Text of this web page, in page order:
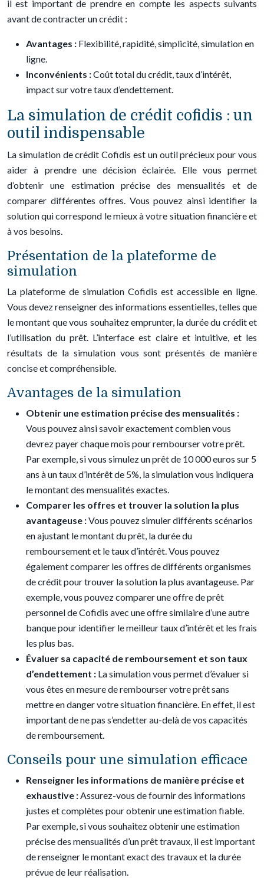
il est important de prendre en compte les aspects suivants
avant de contracter un crédit :
Avantages : Flexibilité, rapidité, simplicité, simulation en
ligne.
Inconvénients :Coût total du crédit, taux d’intérêt,
impact sur votre taux d’endettement.
La simulation de crédit cofidis : un
outil indispensable
La simulation de crédit Cofidis est un outil précieux pour vous
aider à prendre une décision éclairée. Elle vous permet
d’obtenir une estimation précise des mensualités et de
comparer différentes offres. Vous pouvez ainsi identifier la
solution qui correspond le mieux à votre situation financière et
à vos besoins.
Présentation de la plateforme de
simulation
La plateforme de simulation Cofidis est accessible en ligne.
Vous devez renseigner des informations essentielles, telles que
le montant que vous souhaitez emprunter, la durée du crédit et
l’utilisation du prêt. L’interface est claire et intuitive, et les
résultats de la simulation vous sont présentés de manière
concise et compréhensible.
Avantages de la simulation
Obtenir une estimation précise des mensualités :
Vous pouvez ainsi savoir exactement combien vous
devrez payer chaque mois pour rembourser votre prêt.
Par exemple, si vous simulez un prêt de 10 000 euros sur 5
ans à un taux d’intérêt de 5%, la simulation vous indiquera
le montant des mensualités exactes.
Comparer les offres et trouver la solution la plus
avantageuse :Vous pouvez simuler différents scénarios
en ajustant le montant du prêt, la durée du
remboursement et le taux d’intérêt. Vous pouvez
également comparer les offres de différents organismes
de crédit pour trouver la solution la plus avantageuse. Par
exemple, vous pouvez comparer une offre de prêt
personnel de Cofidis avec une offre similaire d’une autre
banque pour identifier le meilleur taux d’intérêt et les frais
les plus bas.
Évaluer sa capacité de remboursement et son taux
d’endettement : La simulation vous permet d’évaluer si
vous êtes en mesure de rembourser votre prêt sans
mettre en danger votre situation financière. En effet, il est
important de ne pas s’endetter au-delà de vos capacités
de remboursement.
Conseils pour une simulation efficace
Renseigner les informations de manière précise et
exhaustive :Assurez-vous de fournir des informations
justes et complètes pour obtenir une estimation fiable.
Par exemple, si vous souhaitez obtenir une estimation
précise des mensualités d’un prêt travaux, il est important
de renseigner le montant exact des travaux et la durée
prévue de leur réalisation.